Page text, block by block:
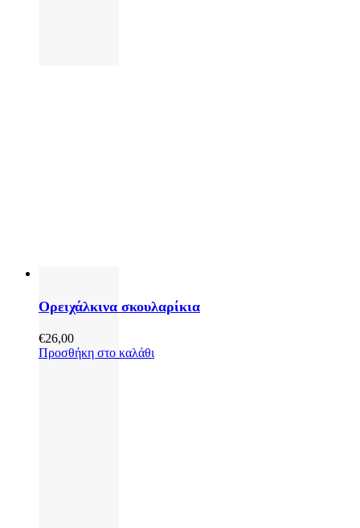
Ορειχάλκινα σκουλαρίκια
€26,00
Προσθήκη στο καλάθι